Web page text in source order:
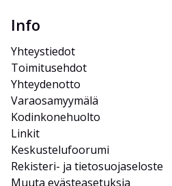
Info
Yhteystiedot
Toimitusehdot
Yhteydenotto
Varaosamyymälä
Kodinkonehuolto
Linkit
Keskustelufoorumi
Rekisteri- ja tietosuojaseloste
Muuta evästeasetuksia